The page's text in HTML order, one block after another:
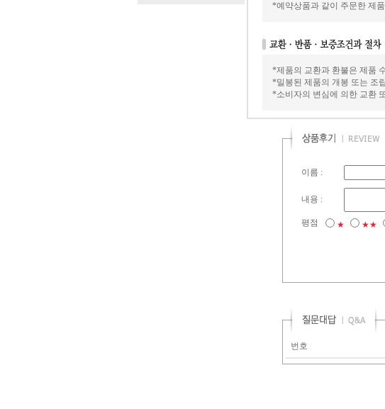
*예약상품과 같이 주문한 제
*제품의 교환과 환불은 제품
*밀봉된 제품의 개봉 또는 조
*소비자의 변심에 의한 교환
이름 :
내용 :
평점 ★ ★★
번호